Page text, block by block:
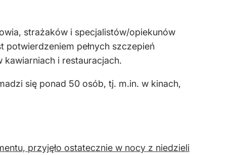
strażaków i specjalistów/opiekunów
pełnych szczepień
i restauracjach.
się ponad 50 osób, tj. m.in. w kinach,
przyjęło ostatecznie w nocy z niedzieli